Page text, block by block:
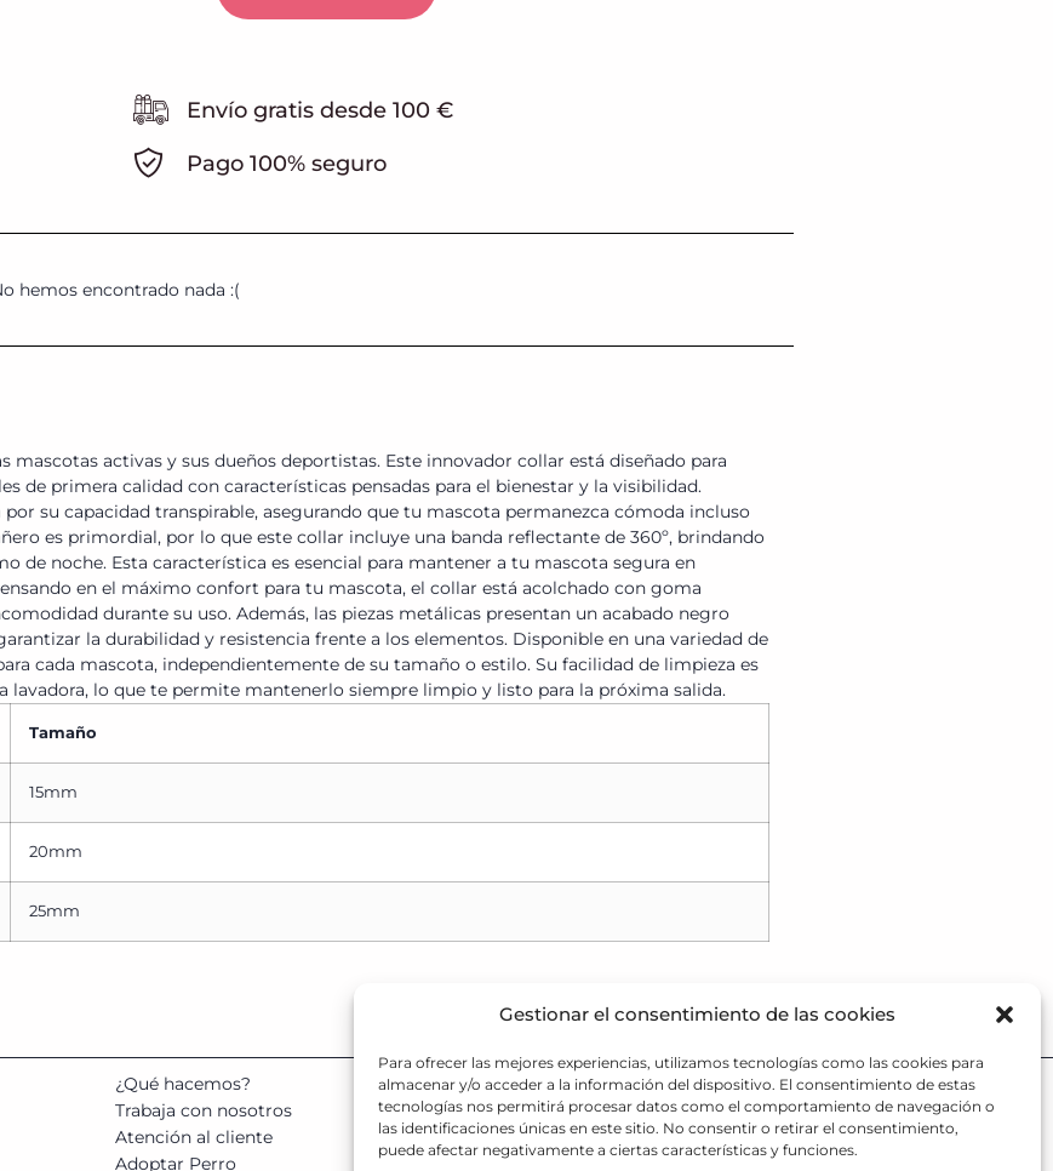
Gestionar el consentimiento de las cookies
Para ofrecer las mejores experiencias, utilizamos tecnologías como las cookies para
almacenar y/o acceder a la información del dispositivo. El consentimiento de estas
tecnologías nos permitirá procesar datos como el comportamiento de navegación o
las identificaciones únicas en este sitio. No consentir o retirar el consentimiento,
puede afectar negativamente a ciertas características y funciones.
Envío gratis desde 100 €
Pago 100% seguro
hemos encontrado nada :(
activas y sus dueños deportistas. Este innovador collar está diseñado para
de primera calidad con características pensadas para el bienestar y la visibilidad.
su capacidad transpirable, asegurando que tu mascota permanezca cómoda incluso
es primordial, por lo que este collar incluye una banda reflectante de 360º, brindando
de noche. Esta característica es esencial para mantener a tu mascota segura en
en el máximo confort para tu mascota, el collar está acolchado con goma
durante su uso. Además, las piezas metálicas presentan un acabado negro
la durabilidad y resistencia frente a los elementos. Disponible en una variedad de
cada mascota, independientemente de su tamaño o estilo. Su facilidad de limpieza es
lavadora, lo que te permite mantenerlo siempre limpio y listo para la próxima salida.
Tamaño
15mm
20mm
25mm
¿Qué hacemos?
Trabaja con nosotros
Atención al cliente
Adoptar Perro
SOLO PARA RESCATES
664 13 28 80